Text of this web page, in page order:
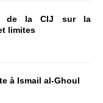
de la CIJ sur la
limites
à Ismail al-Ghoul